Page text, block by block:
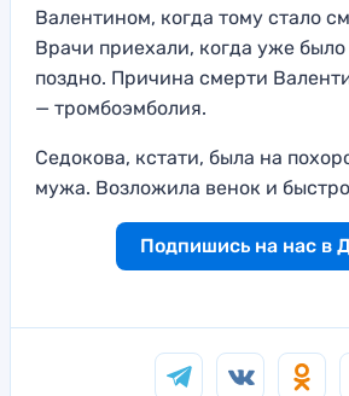
Валентином, когда тому стало
Врачи приехали, когда уже
поздно. Причина смерти
— тромбоэмболия.
Седокова, кстати, была на
мужа. Возложила венок и
Подпишись на нас в